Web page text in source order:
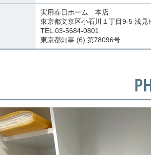
実用春日ホーム 本店
東京都文京区小石川１丁目9-5 浅見
TEL:03-5684-0801
東京都知事 (6) 第78096号